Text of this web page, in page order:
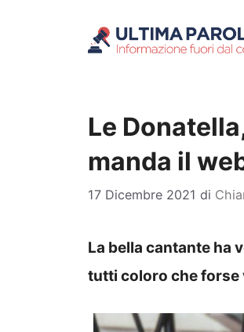
Le
manda il
17 Dicembre 2021 di
La bella cantante ha
tutti coloro che forse